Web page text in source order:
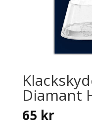
Diamant
65 kr